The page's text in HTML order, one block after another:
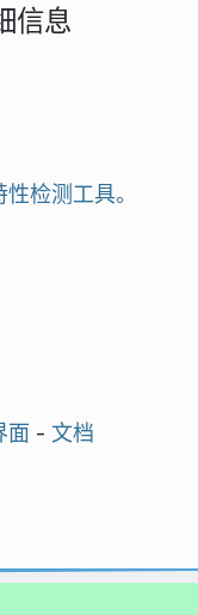
信息
检测工具。
面 - 文档